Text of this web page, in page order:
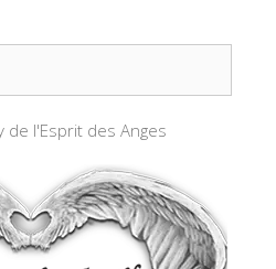
de l'Esprit des Anges